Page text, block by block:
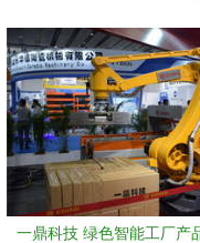
一鼎科技 绿色智能工厂产